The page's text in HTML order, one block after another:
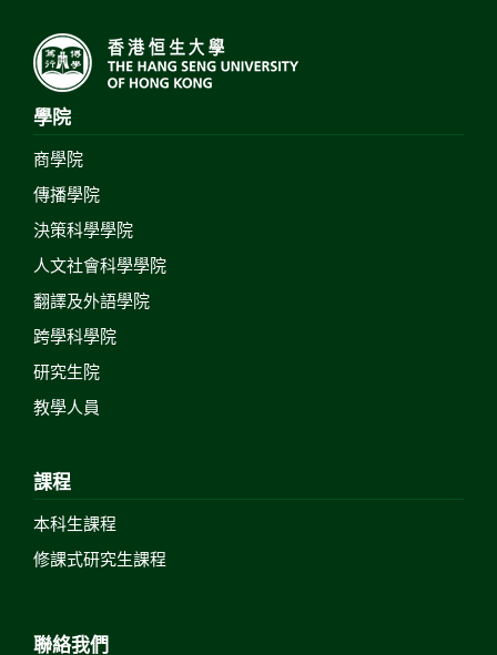
學院
商學院
傳播學院
決策科學學院
人文社會科學學院
翻譯及外語學院
跨學科學院
研究生院
教學人員
課程
本科生課程
修課式研究生課程
聯絡我們